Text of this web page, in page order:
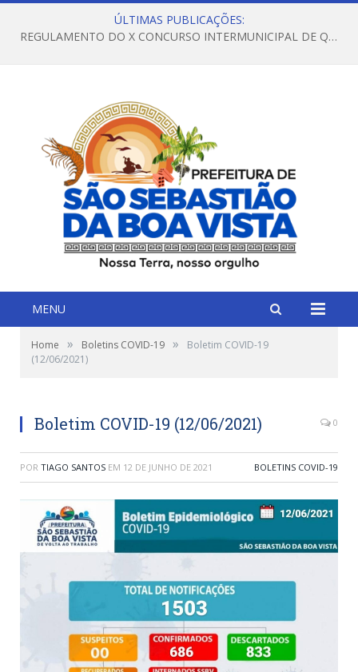
ÚLTIMAS PUBLICAÇÕES:
REGULAMENTO DO X CONCURSO INTERMUNICIPAL DE QUADRILHAS JUNINAS – 2026 – ARRAIÁ DA VENEZA
MENU
Home » Boletins COVID-19 »
Boletim COVID-19
(12/06/2021)
Boletim COVID-19 (12/06/2021) 0
POR TIAGO SANTOS EM 12 DE JUNHO DE 2021 BOLETINS COVID-19